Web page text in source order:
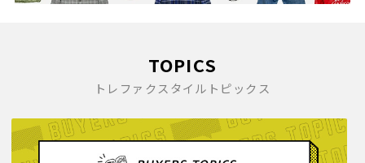
TOPICS
トレファクスタイルトピックス